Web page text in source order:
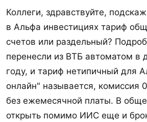
Коллеги, здравствуйте,
в Альфа инвестициях тариф
счетов или раздельный?
перенесли из ВТБ автоматом в
году, и тариф нетипичный для
онлайн" называется, комиссия
без ежемесячной платы. В
открыть помимо ИИС еще и